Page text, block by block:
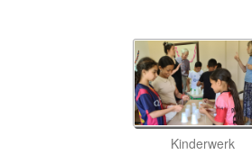
Kinderwerk